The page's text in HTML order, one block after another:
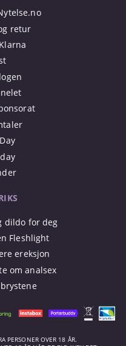
retur
dildo for deg
Fleshlight
ereksjon
om analsex
PERSONER OVER 18 ÅR.